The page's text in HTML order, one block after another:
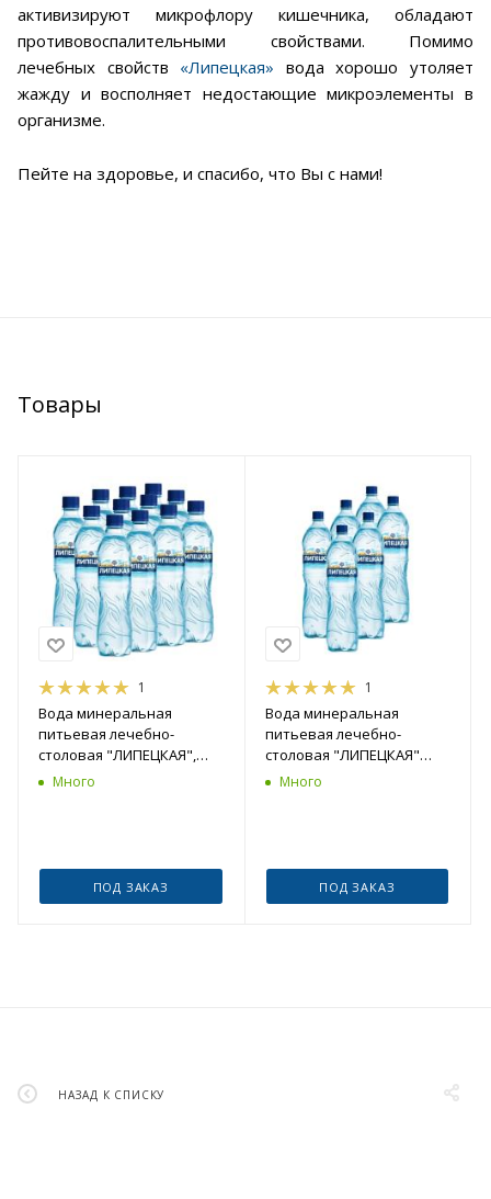
активизируют микрофлору кишечника, обладают
противовоспалительными свойствами. Помимо
лечебных свойств «Липецкая» вода хорошо утоляет
жажду и восполняет недостающие микроэлементы в
организме.
Пейте на здоровье, и спасибо, что Вы с нами!
Товары
1
Вода минеральная
питьевая лечебно-
столовая "ЛИПЕЦКАЯ",
0,5л газ.шт
Много
ПОД ЗАКАЗ
1
Вода минеральная
питьевая лечебно-
столовая "ЛИПЕЦКАЯ"
газ., 1.5 л, шт
Много
ПОД ЗАКАЗ
НАЗАД К СПИСКУ